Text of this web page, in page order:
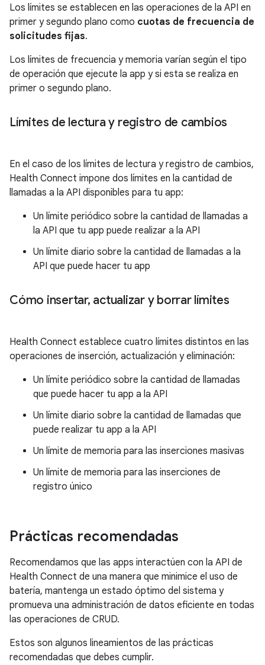
Los límites se establecen en las operaciones de la API en
primer y segundo plano como cuotas de frecuencia de
solicitudes fijas.
Los límites de frecuencia y memoria varían según el tipo
de operación que ejecute la app y si esta se realiza en
primer o segundo plano.
Límites de lectura y registro de cambios
En el caso de los límites de lectura y registro de cambios,
Health Connect impone dos límites en la cantidad de
llamadas a la API disponibles para tu app:
Un límite periódico sobre la cantidad de llamadas a
la API que tu app puede realizar a la API
Un límite diario sobre la cantidad de llamadas a la
API que puede hacer tu app
Cómo insertar, actualizar y borrar límites
Health Connect establece cuatro límites distintos en las
operaciones de inserción, actualización y eliminación:
Un límite periódico sobre la cantidad de llamadas
que puede hacer tu app a la API
Un límite diario sobre la cantidad de llamadas que
puede realizar tu app a la API
Un límite de memoria para las inserciones masivas
Un límite de memoria para las inserciones de
registro único
Prácticas recomendadas
Recomendamos que las apps interactúen con la API de
Health Connect de una manera que minimice el uso de
batería, mantenga un estado óptimo del sistema y
promueva una administración de datos eficiente en todas
las operaciones de CRUD.
Estos son algunos lineamientos de las prácticas
recomendadas que debes cumplir.